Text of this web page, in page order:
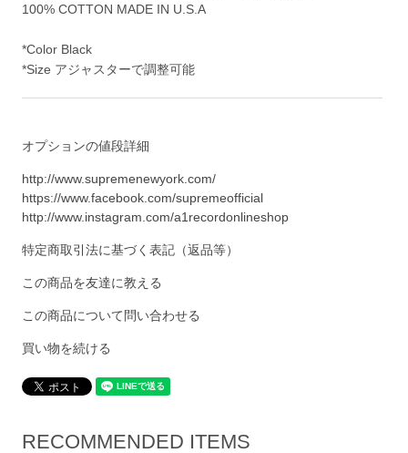
100% COTTON MADE IN U.S.A
*Color Black
*Size アジャスターで調整可能
オプションの値段詳細
http://www.supremenewyork.com/
https://www.facebook.com/supremeofficial
http://www.instagram.com/a1recordonlineshop
特定商取引法に基づく表記（返品等）
この商品を友達に教える
この商品について問い合わせる
買い物を続ける
RECOMMENDED ITEMS